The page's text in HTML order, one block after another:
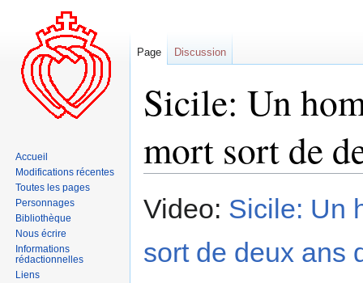
Sicile: Un
mort sort de
Aller
à
navigation
Aller
à
recherche
Video: Sicile: Un
sort de deux ans
Page Discussion
Accueil
Modifications récentes
Toutes les pages
Personnages
Bibliothèque
Nous écrire
Informations
rédactionnelles
Liens